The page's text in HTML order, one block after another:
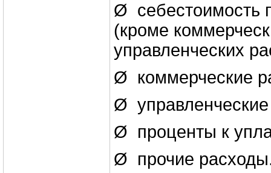
Ø себестоимость
(кроме
управленческих
Ø коммерческие
Ø
Ø проценты к
Ø прочие